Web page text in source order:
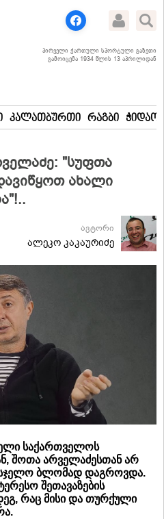
პირველი ქართული სპორტული გაზეთი
გამოიცემა 1934 წლის 13 აპრილიდან
კალათბურთი რაგბი
"სუფთა
ახალი
ავტორი
ალეკო კაკაურიძე
საქართველოს
შოთა არველაძესთან არ
ბლომად დაგროვდა.
შეთავაზების
რაც მისი და თურქული